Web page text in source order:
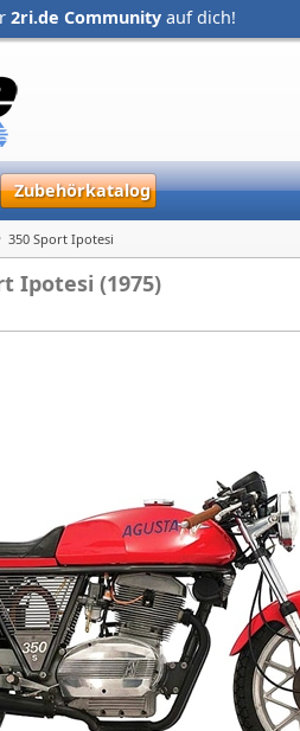
2ri.de Community auf dich!
Zubehörkatalog
350 Sport Ipotesi
Ipotesi (1975)